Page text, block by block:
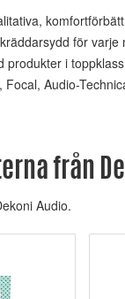
för
produkter i
Audio-
från
Audio.